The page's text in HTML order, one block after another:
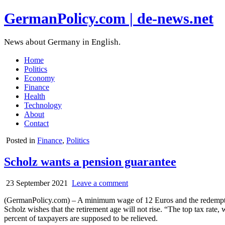
GermanPolicy.com | de-news.net
News about Germany in English.
Home
Politics
Economy
Finance
Health
Technology
About
Contact
Posted in Finance, Politics
Scholz wants a pension guarantee
23 September 2021
Leave a comment
(GermanPolicy.com) – A minimum wage of 12 Euros and the
Scholz wishes that the retirement age will not rise. “The top tax
percent of taxpayers are supposed to be relieved.